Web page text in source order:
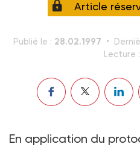
Article
Publié le : 28.02.1997
Lecture :
En application du